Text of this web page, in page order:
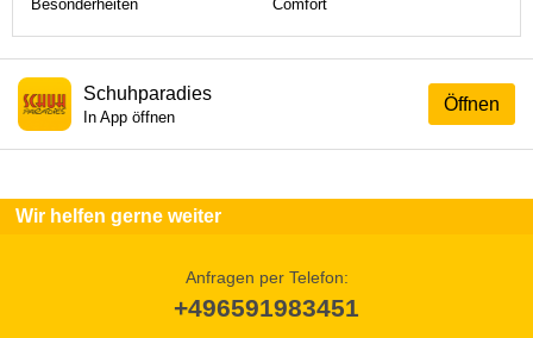
Besonderheiten
Comfort
Öffnen
Schuhparadies
In App öffnen
Wir helfen gerne weiter
Anfragen per Telefon:
+496591983451